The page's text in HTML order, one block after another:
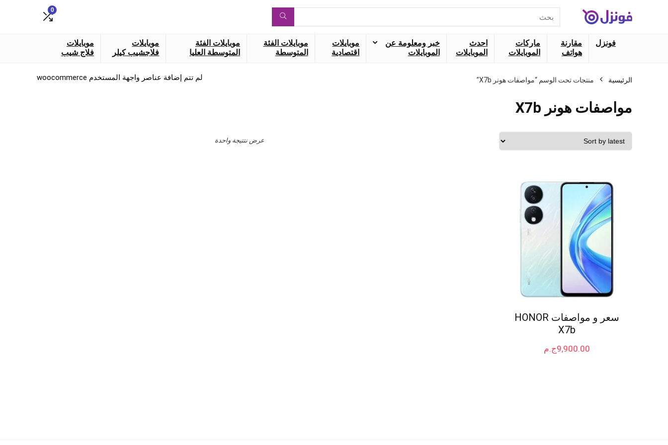
عن:
0
فونزل
مقارنة
هواتف
ماركات
الموبايلات
احدث
الموبايلات
خبر ومعلومة عن
الموبايلات
موبايلات
اقتصادية
موبايلات الفئة
المتوسطة
موبايلات الفئة
المتوسطة العليا
موبايلات
فلاجشيب كيلر
موبايلات
فلاج شيب
الرئيسية منتجات تحت الوسم “مواصفات هونر X7b”
مواصفات هونر X7b
عرض نتتيجة واحدة
سعر و مواصفات HONOR
X7b
ج.م9,900.00
لم تتم إضافة عناصر واجهة المستخدم woocommerce